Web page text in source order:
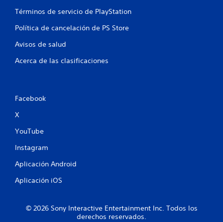
Términos de servicio de PlayStation
Política de cancelación de PS Store
Avisos de salud
Acerca de las clasificaciones
Facebook
X
YouTube
Instagram
Aplicación Android
Aplicación iOS
© 2026 Sony Interactive Entertainment Inc. Todos los
derechos reservados.